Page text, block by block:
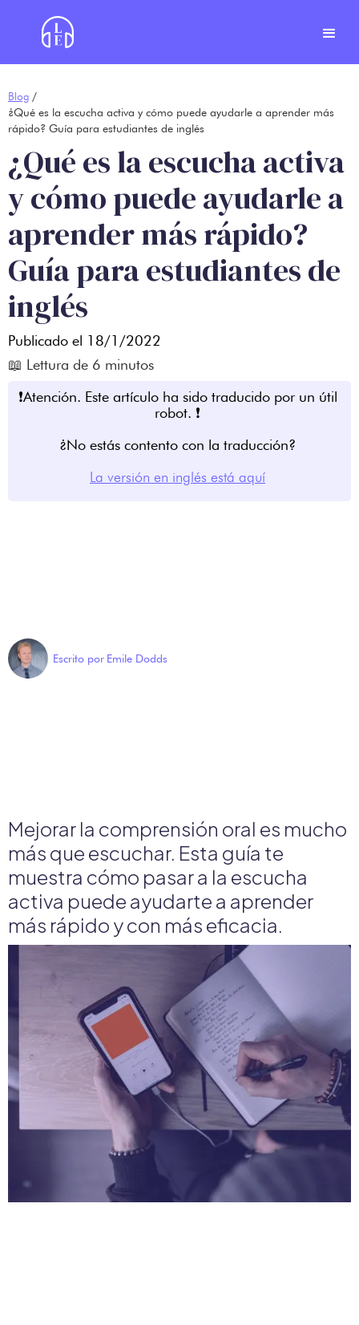
Blog /
¿Qué es la escucha activa y cómo puede ayudarle a aprender más
rápido? Guía para estudiantes de inglés
¿Qué es la escucha activa
y cómo puede ayudarle a
aprender más rápido?
Guía para estudiantes de
inglés
Publicado el 18/1/2022
📖 Lettura de 6 minutos
❗Atención. Este artículo ha sido traducido por un útil
robot. ❗
¿No estás contento con la traducción?
La versión en inglés está aquí
Escrito por Emile Dodds
Mejorar la comprensión oral es mucho
más que escuchar. Esta guía te
muestra cómo pasar a la escucha
activa puede ayudarte a aprender
más rápido y con más eficacia.